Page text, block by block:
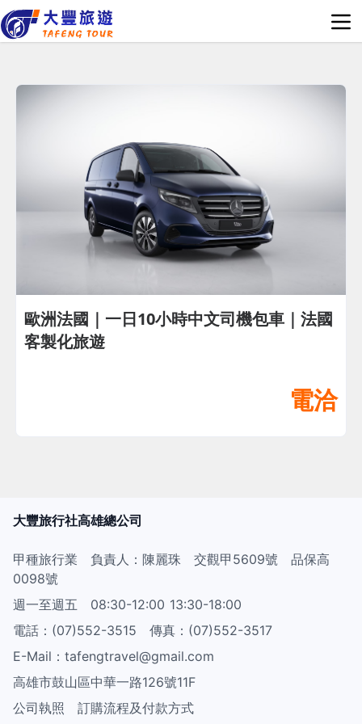
歐洲法國｜一日10小時中文司機包車｜法國
客製化旅遊
電洽
大豐旅行社高雄總公司
甲種旅行業 負責人：陳麗珠 交觀甲5609號 品保高
0098號
週一至週五 08:30-12:00 13:30-18:00
電話：(07)552-3515 傳真：(07)552-3517
E-Mail：tafengtravel@gmail.com
高雄市鼓山區中華一路126號11F
公司執照
訂購流程及付款方式